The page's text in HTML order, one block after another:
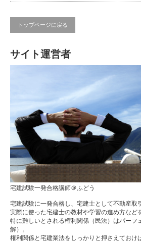
トップページに戻る
サイト運営者
宅建試験一発合格講師＠ふどう
宅建試験に一発合格し、宅建士として不動産取
実際に使った宅建士の教材や学習の進め方など
特に難しいとされる権利関係（民法）はパーフ
解）。
権利関係と宅建業法をしっかりと押さえておけ